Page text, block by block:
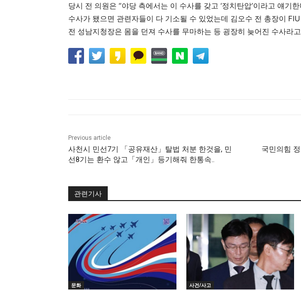
당시 전 의원은 “야당 측에서는 이 수사를 갖고 ‘정치탄압’이라고 얘기
수사가 됐으면 관련자들이 다 기소될 수 있었는데 김오수 전 총장이
전 성남지청장은 몸을 던져 수사를 무마하는 등 굉장히 늦어진 수사라
Previous article
사천시 민선7기 「공유재산」탈법 처분 한것을, 민
선8기는 환수 않고「개인」등기해줘 한통속..
국민의힘
관련기사
문화 사건/사고